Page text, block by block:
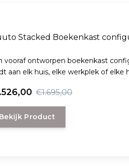
Stacked Boekenkast
vooraf ontworpen boekenkast
aan elk huis, elke werkplek of elke
€1.695,00
Bekijk Product